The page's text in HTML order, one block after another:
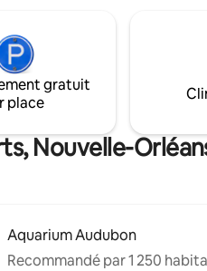
à la
là
géré
et
Charles Avenue.
également
face de l'épicerie
pour faire des
gratuit
place
Nouvelle-
Aquarium Audubon
Recommandé par 1 250